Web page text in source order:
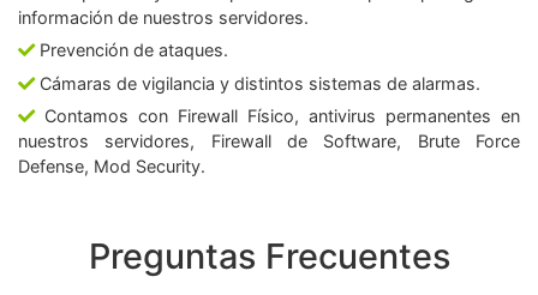
información de nuestros servidores.
Prevención de ataques.
Cámaras de vigilancia y distintos sistemas de alarmas.
Contamos con Firewall Físico, antivirus permanentes en
nuestros servidores, Firewall de Software, Brute Force
Defense, Mod Security.
Preguntas Frecuentes